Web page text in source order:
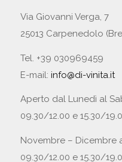
Via Giovanni Verga, 7
25013 Carpenedolo
Tel. +39 030969459
E-mail: info@di-vinita.it
Aperto dal Lunedì al
09.30/12.00 e 15.30/
Novembre – Dicembre
09.30/12.00 e 15.30/